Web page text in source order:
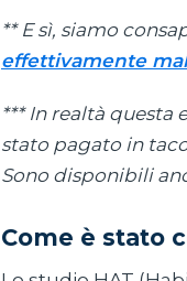
** E sì, siamo
effettivamente
*** In realtà questa
stato pagato in
Sono disponibili
Come è stato